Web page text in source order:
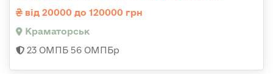
від 20000 до 120000 грн
Краматорськ
23 ОМПБ 56 ОМПБр